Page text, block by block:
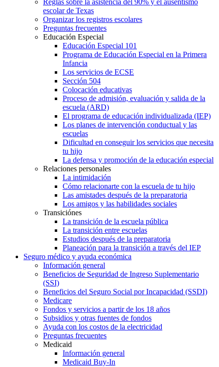
escolar de Texas
Organizar los registros escolares
Preguntas frecuentes
Educación Especial
Educación Especial 101
Programa de Educación Especial en la Primera
Infancia
Los servicios de ECSE
Sección 504
Colocación educativas
Proceso de admisión, evaluación y salida de la
escuela (ARD)
El programa de educación individualizada (IEP)
Los planes de intervención conductual y las
escuelas
Dificultad en conseguir los servicios que necesita
tu hijo
La defensa y promoción de la educación especial
Relaciones personales
La intimidación
Cómo relacionarte con la escuela de tu hijo
Las amistades después de la preparatoria
Los amigos y las habilidades sociales
Transiciónes
La transición de la escuela pública
La transición entre escuelas
Estudios después de la preparatoria
Planeación para la transición a través del IEP
Seguro médico y ayuda económica
Información general
Beneficios de Seguridad de Ingreso Suplementario
(SSI)
Beneficios del Seguro Social por Incapacidad (SSDI)
Medicare
Fondos y servicios a partir de los 18 años
Subsidios y otras fuentes de fondos
Ayuda con los costos de la electricidad
Preguntas frecuentes
Medicaid
Información general
Medicaid Buy-In